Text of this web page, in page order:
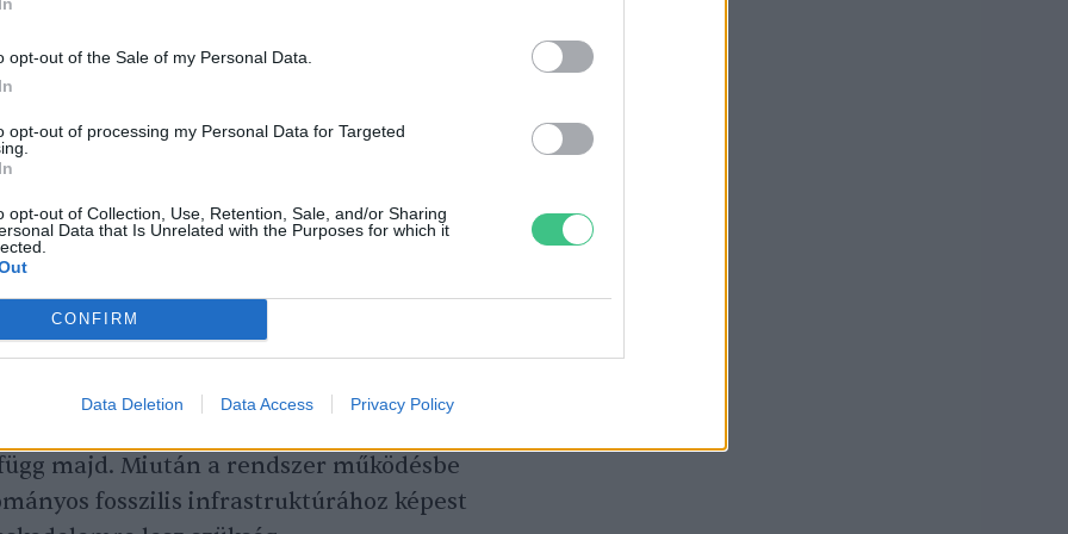
opt-out of the Sale of my Personal Data.
opt-out of processing my Personal Data for Targeted
opt-out of Collection, Use, Retention, Sale, and/or Sharing
Data that Is Unrelated with the Purposes for which it
CONFIRM
Data Deletion Data Access Privacy Policy
nagyságú bányászati aktivitás mellett
annyi energiát képesek
is fokozná a
fémek éves globális kitermelését, mint
ez a mennyiség még mindig
ki a világ 2020-as
ugyanis értelemszerűen megszűnik a
állandó szállítási szükséglete, az új
az erőművek gyártásához
és alkatrészek beszerzéséhez
majd. Miután a rendszer működésbe
fosszilis infrastruktúrához képest